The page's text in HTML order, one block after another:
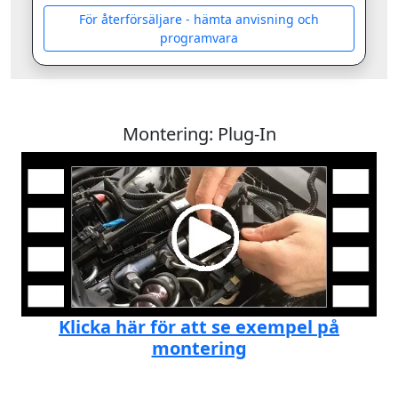
För återförsäljare - hämta anvisning och
programvara
Montering: Plug-In
Klicka här för att se exempel på
montering